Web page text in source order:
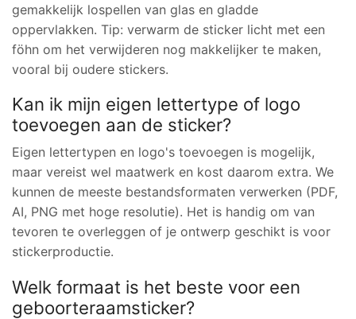
gemakkelijk lospellen van glas en gladde
oppervlakken. Tip: verwarm de sticker licht met een
föhn om het verwijderen nog makkelijker te maken,
vooral bij oudere stickers.
Kan ik mijn eigen lettertype of logo
toevoegen aan de sticker?
Eigen lettertypen en logo's toevoegen is mogelijk,
maar vereist wel maatwerk en kost daarom extra. We
kunnen de meeste bestandsformaten verwerken (PDF,
AI, PNG met hoge resolutie). Het is handig om van
tevoren te overleggen of je ontwerp geschikt is voor
stickerproductie.
Welk formaat is het beste voor een
geboorteraamsticker?